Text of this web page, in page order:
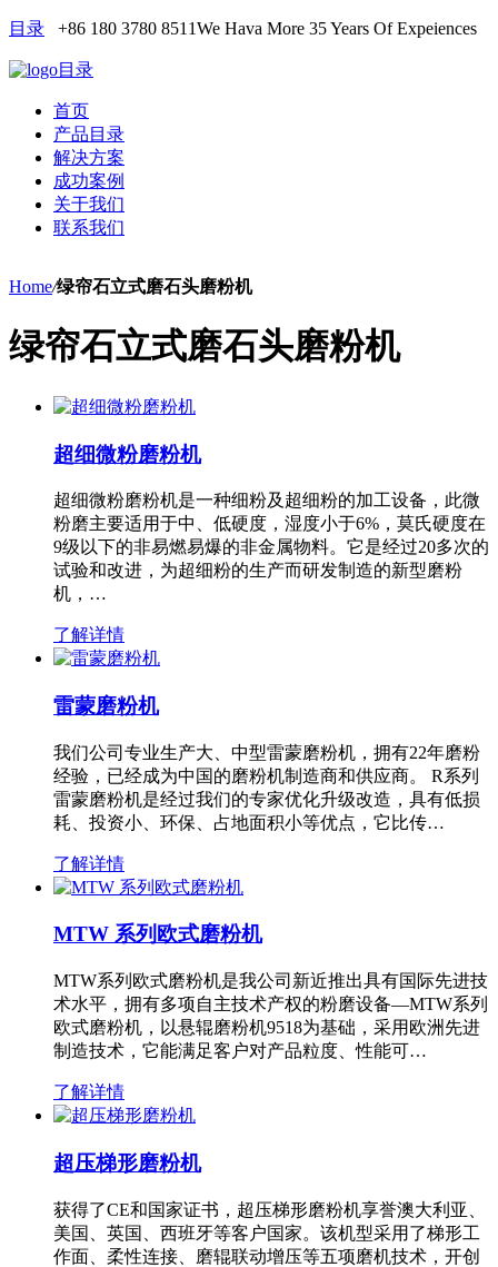
目录 +86 180 3780 8511We Hava More 35 Years Of Expeiences
目录
首页
产品目录
解决方案
成功案例
关于我们
联系我们
Home/绿帘石立式磨石头磨粉机
绿帘石立式磨石头磨粉机
超细微粉磨粉机
超细微粉磨粉机是一种细粉及超细粉的加工设备，此微
粉磨主要适用于中、低硬度，湿度小于6%，莫氏硬度在
9级以下的非易燃易爆的非金属物料。它是经过20多次的
试验和改进，为超细粉的生产而研发制造的新型磨粉
机，…
了解详情
雷蒙磨粉机
我们公司专业生产大、中型雷蒙磨粉机，拥有22年磨粉
经验，已经成为中国的磨粉机制造商和供应商。 R系列
雷蒙磨粉机是经过我们的专家优化升级改造，具有低损
耗、投资小、环保、占地面积小等优点，它比传…
了解详情
MTW 系列欧式磨粉机
MTW系列欧式磨粉机是我公司新近推出具有国际先进技
术水平，拥有多项自主技术产权的粉磨设备—MTW系列
欧式磨粉机，以悬辊磨粉机9518为基础，采用欧洲先进
制造技术，它能满足客户对产品粒度、性能可…
了解详情
超压梯形磨粉机
获得了CE和国家证书，超压梯形磨粉机享誉澳大利亚、
美国、英国、西班牙等客户国家。该机型采用了梯形工
作面、柔性连接、磨辊联动增压等五项磨机技术，开创